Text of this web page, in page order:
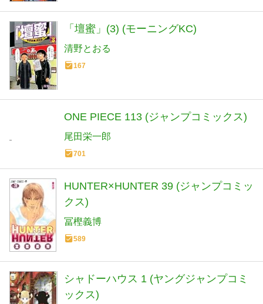
「壇蜜」(3) (モーニングKC)
清野とおる
167
ONE PIECE 113 (ジャンプコミックス)
尾田栄一郎
701
HUNTER×HUNTER 39 (ジャンプコミッ
クス)
冨樫義博
589
シャドーハウス 1 (ヤングジャンプコミ
ックス)